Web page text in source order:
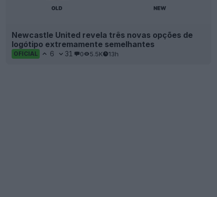
Newcastle United revela três novas opções de
logótipo extremamente semelhantes
OFICIAL 6 31 0 5.5K 13h